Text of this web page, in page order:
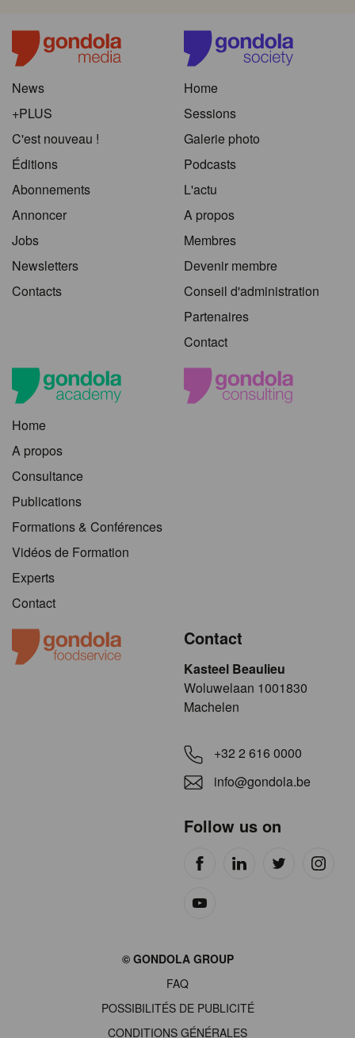
News
+PLUS
C'est nouveau !
Éditions
Abonnements
Annoncer
Jobs
Newsletters
Contacts
Home
Sessions
Galerie photo
Podcasts
L'actu
A propos
Membres
Devenir membre
Conseil d'administration
Partenaires
Contact
Home
A propos
Consultance
Publications
Formations & Conférences
Vidéos de Formation
Experts
Contact
Contact
Kasteel Beaulieu
​​​Woluwelaan 1001830
Machelen
+32 2 616 0000
info@gondola.be
Follow us on
© GONDOLA GROUP
FAQ
POSSIBILITÉS DE PUBLICITÉ
CONDITIONS GÉNÉRALES